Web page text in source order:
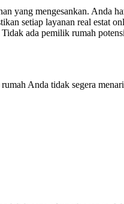
yang mengesankan. Anda
setiap layanan real
ada pemilik rumah
Anda tidak segera